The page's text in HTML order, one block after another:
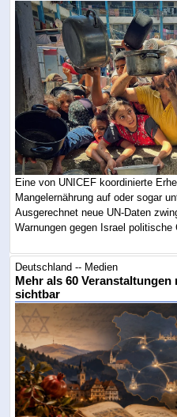
Eine von UNICEF koordinierte
Mangelernährung auf oder sogar
Ausgerechnet neue UN-Daten
Warnungen gegen Israel politische
Deutschland -- Medien
Mehr als 60
sichtbar